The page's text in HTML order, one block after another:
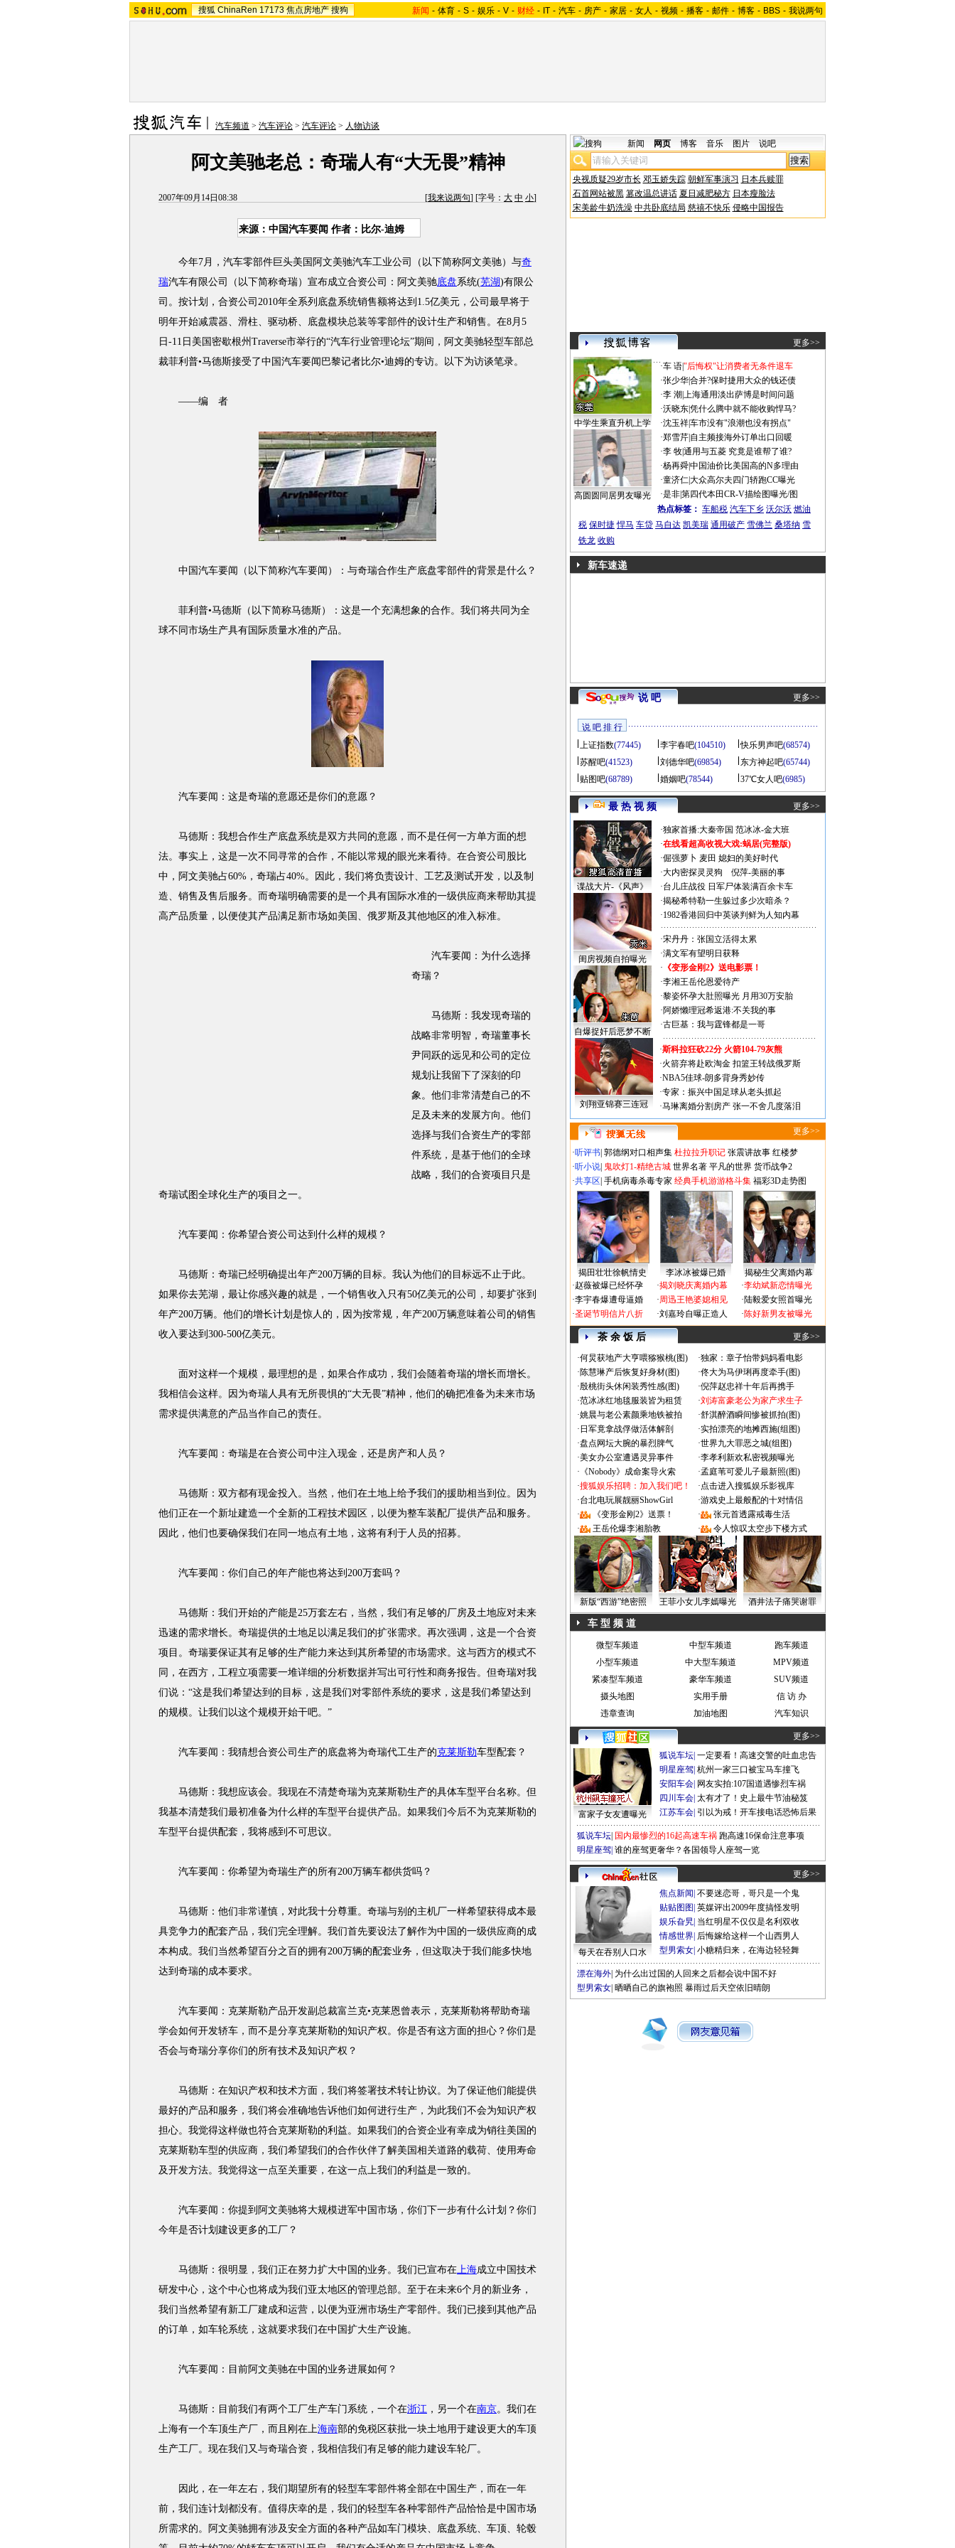
搜狐 ChinaRen 17173 焦点房地产 搜狗 新闻 - 体育 - S - 娱乐 - V - 财经 - IT - 汽车 - 房产 - 家居 - 女人 - 视频 - 播客 - 邮件 - 博客 - BBS - 我说两句
汽车频道 > 汽车评论 > 汽车评论 > 人物访谈
阿文美驰老总：奇瑞人有“大无畏”精神
2007年09月14日08:38 [我来说两句] [字号： 大 中 小]
来源： 中国汽车要闻 作者：比尔-迪姆
今年7月，汽车零部件巨头美国阿文美驰汽车工业公司（以下简称阿文美驰）与奇
瑞汽车有限公司（以下简称奇瑞）宣布成立合资公司：阿文美驰底盘系统(芜湖)有限公
司。按计划，合资公司2010年全系列底盘系统销售额将达到1.5亿美元，公司最早将于
明年开始减震器、滑柱、驱动桥、底盘模块总装等零部件的设计生产和销售。在8月5
日-11日美国密歇根州Traverse市举行的“汽车行业管理论坛”期间，阿文美驰轻型车部总
裁菲利普•马德斯接受了中国汽车要闻巴黎记者比尔•迪姆的专访。以下为访谈笔录。
——编 者
中国汽车要闻（以下简称汽车要闻）：与奇瑞合作生产底盘零部件的背景是什么？
菲利普•马德斯（以下简称马德斯）：这是一个充满想象的合作。我们将共同为全
球不同市场生产具有国际质量水准的产品。
汽车要闻：这是奇瑞的意愿还是你们的意愿？
马德斯：我想合作生产底盘系统是双方共同的意愿，而不是任何一方单方面的想
法。事实上，这是一次不同寻常的合作，不能以常规的眼光来看待。在合资公司股比
中，阿文美驰占60%，奇瑞占40%。因此，我们将负责设计、工艺及测试开发，以及制
造、销售及售后服务。而奇瑞明确需要的是一个具有国际水准的一级供应商来帮助其提
高产品质量，以便使其产品满足新市场如美国、俄罗斯及其他地区的准入标准。
汽车要闻：为什么选择
奇瑞？
马德斯：我发现奇瑞的
战略非常明智，奇瑞董事长
尹同跃的远见和公司的定位
规划让我留下了深刻的印
象。他们非常清楚自己的不
足及未来的发展方向。他们
选择与我们合资生产的零部
件系统，是基于他们的全球
战略，我们的合资项目只是
奇瑞试图全球化生产的项目之一。
汽车要闻：你希望合资公司达到什么样的规模？
马德斯：奇瑞已经明确提出年产200万辆的目标。我认为他们的目标远不止于此。
如果你去芜湖，最让你感兴趣的就是，一个销售收入只有50亿美元的公司，却要扩张到
年产200万辆。他们的增长计划是惊人的，因为按常规，年产200万辆意味着公司的销售
收入要达到300-500亿美元。
面对这样一个规模，最理想的是，如果合作成功，我们会随着奇瑞的增长而增长。
我相信会这样。因为奇瑞人具有无所畏惧的“大无畏”精神，他们的确把准备为未来市场
需求提供满意的产品当作自己的责任。
汽车要闻：奇瑞是在合资公司中注入现金，还是房产和人员？
马德斯：双方都有现金投入。当然，他们在土地上给予我们的援助相当到位。因为
他们正在一个新址建造一个全新的工程技术园区，以便为整车装配厂提供产品和服务。
因此，他们也要确保我们在同一地点有土地，这将有利于人员的招募。
汽车要闻：你们自己的年产能也将达到200万套吗？
马德斯：我们开始的产能是25万套左右，当然，我们有足够的厂房及土地应对未来
迅速的需求增长。奇瑞提供的土地足以满足我们的扩张需求。再次强调，这是一个合资
项目。奇瑞要保证其有足够的生产能力来达到其所希望的市场需求。这与西方的模式不
同，在西方，工程立项需要一堆详细的分析数据并写出可行性和商务报告。但奇瑞对我
们说：“这是我们希望达到的目标，这是我们对零部件系统的要求，这是我们希望达到
的规模。让我们以这个规模开始干吧。”
汽车要闻：我猜想合资公司生产的底盘将为奇瑞代工生产的克莱斯勒车型配套？
马德斯：我想应该会。我现在不清楚奇瑞为克莱斯勒生产的具体车型平台名称。但
我基本清楚我们最初准备为什么样的车型平台提供产品。如果我们今后不为克莱斯勒的
车型平台提供配套，我将感到不可思议。
汽车要闻：你希望为奇瑞生产的所有200万辆车都供货吗？
马德斯：他们非常谨慎，对此我十分尊重。奇瑞与别的主机厂一样希望获得成本最
具竞争力的配套产品，我们完全理解。我们首先要设法了解作为中国的一级供应商的成
本构成。我们当然希望百分之百的拥有200万辆的配套业务，但这取决于我们能多快地
达到奇瑞的成本要求。
汽车要闻：克莱斯勒产品开发副总裁富兰克•克莱恩曾表示，克莱斯勒将帮助奇瑞
学会如何开发轿车，而不是分享克莱斯勒的知识产权。你是否有这方面的担心？你们是
否会与奇瑞分享你们的所有技术及知识产权？
马德斯：在知识产权和技术方面，我们将签署技术转让协议。为了保证他们能提供
最好的产品和服务，我们将会准确地告诉他们如何进行生产，为此我们不会为知识产权
担心。我觉得这样做也符合克莱斯勒的利益。如果我们的合资企业有幸成为销往美国的
克莱斯勒车型的供应商，我们希望我们的合作伙伴了解美国相关道路的载荷、使用寿命
及开发方法。我觉得这一点至关重要，在这一点上我们的利益是一致的。
汽车要闻：你提到阿文美驰将大规模进军中国市场，你们下一步有什么计划？你们
今年是否计划建设更多的工厂？
马德斯：很明显，我们正在努力扩大中国的业务。我们已宣布在上海成立中国技术
研发中心，这个中心也将成为我们亚太地区的管理总部。至于在未来6个月的新业务，
我们当然希望有新工厂建成和运营，以便为亚洲市场生产零部件。我们已接到其他产品
的订单，如车轮系统，这就要求我们在中国扩大生产设施。
汽车要闻：目前阿文美驰在中国的业务进展如何？
马德斯：目前我们有两个工厂生产车门系统，一个在浙江 ，另一个在南京。我们在
上海有一个车顶生产厂，而且刚在上海南部的免税区获批一块土地用于建设更大的车顶
生产工厂。现在我们又与奇瑞合资，我相信我们有足够的能力建设车轮厂。
因此，在一年左右，我们期望所有的轻型车零部件将全部在中国生产，而在一年
前，我们连计划都没有。值得庆幸的是，我们的轻型车各种零部件产品恰恰是中国市场
所需求的。阿文美驰拥有涉及安全方面的各种产品如车门模块、底盘系统、车顶、轮毂
新闻 网页 博客 音乐 图片 说吧
央视质疑29岁市长 邓玉娇失踪 朝鲜军事演习 日本兵赎罪
石首网站被黑 篡改温总讲话 夏日减肥秘方 日本瘦脸法
宋美龄牛奶洗澡 中共卧底结局 慈禧不快乐 侵略中国报告
更多>>
中学生乘直升机上学
高圆圆同居男友曝光
·车 语|"后悔权"让消费者无条件退车
·张少华|合并?保时捷用大众的钱还债
·李 潮 上海通用淡出萨博是时间问题
·沃晓东|凭什么腾中就不能收购悍马?
·沈玉祥|车市没有"浪潮也没有拐点"
·郑雪芹| 自主频接海外订单出口回暖
·李 牧|通用与五菱 究竟是谁帮了谁?
·杨再舜|中国油价比美国高的N多理由
·童济仁|大众高尔夫四门轿跑CC曝光
·是非|第四代本田CR-V描绘图曝光/图
热点标签： 车船税 汽车下乡 沃尔沃 燃油
税 保时捷 悍马 车贷 马自达 凯美瑞 通用破产 雪佛兰 桑塔纳 雪
铁龙 收购
新车速递
说 吧 更多>>
说 吧 排 行
上证指数(77445) 李宇春吧(104510) 快乐男声吧(68574)
苏醒吧(41523) 刘德华吧(69854) 东方神起吧(65744)
贴图吧(68789) 婚姻吧(78544) 37℃女人吧(6985)
最 热 视 频 更多>>
谍战大片-《风声》
闺房视频自拍曝光
自爆捉奸后恶梦不断
·独家首播:大秦帝国 范冰冰-金大班
·在线看超高收视大戏:蜗居(完整版)
·倔强萝卜 麦田 媳妇的美好时代
·大内密探灵灵狗
倪萍-美丽的事
·台儿庄战役 日军尸体装满百余卡车
·揭秘希特勒一生躲过多少次暗杀？
·1982香港回归中英谈判鲜为人知内幕
·宋丹丹：张国立活得太累
·满文军有望明日获释
· 《变形金刚2》送电影票！
·李湘王岳伦恩爱待产
·黎姿怀孕大肚照曝光 月用30万安胎
·阿娇懒理冠希返港:不关我的事
·古巨基：我与霆锋都是一哥
刘翔亚锦赛三连冠
·斯科拉狂砍22分 火箭104-79灰熊
·火箭弃将赴欧淘金 扣篮王转战俄罗斯
·NBA5佳球-朗多背身秀妙传
·专家：振兴中国足球从老头抓起
·马琳离婚分割房产 张一不舍几度落泪
更多>>
·听评书 郭德纲对口相声集 杜拉拉升职记 张震讲故事 红楼梦
·听小说 鬼吹灯1-精绝古城 世界名著 平凡的世界 货币战争2
·共享区 手机病毒杀毒专家 经典手机游游格斗集 福彩3D走势图
揭田壮壮徐帆情史 李冰冰被爆已婚
揭秘生父离婚内幕
·赵薇被爆已经怀孕
·李宇春爆遭母逼婚
·圣诞节明信片八折
·揭刘晓庆离婚内幕
·周迅王艳婆媳相见
·刘嘉玲自曝正造人
·李幼斌新恋情曝光
·陆毅爱女照首曝光
·陈好新男友被曝光
茶 余 饭 后 更多>>
·何炅获地产大亨喂猕猴桃(图) ·独家：章子怡带妈妈看电影
·陈慧琳产后恢复好身材(图) ·佟大为马伊琍再度牵手(图)
·殷桃街头休闲装秀性感(图) ·倪萍赵忠祥十年后再携手
·范冰冰红地毯服装皆为租赁 ·刘涛富豪老公为家产求生子
·姚晨与老公素颜乘地铁被拍 ·舒淇醉酒瞬间惨被抓拍(图)
· 日军竟拿战俘做活体解剖 ·实拍漂亮的地摊西施(组图)
·盘点网坛大腕的暴烈脾气 ·世界九大罪恶之城(组图)
·美女办公室遭遇灵异事件 ·李孝利新欢私密视频曝光
· 《Nobody》成命案导火索 ·孟庭苇可爱儿子最新照(图)
·搜狐娱乐招聘：加入我们吧！ ·点击进入搜狐娱乐影视库
·台北电玩展靓丽ShowGirl ·游戏史上最般配的十对情侣
·
《变形金刚2》送票！ ·
张元首透露戒毒生活
·
王岳伦爆李湘胎教 · 令人惊叹太空步下楼方式
新版“西游”绝密照 王菲小女儿李嫣曝光 酒井法子痛哭谢罪
车 型 频 道
微型车频道 中型车频道
跑车频道
小型车频道
中大型车频道
MPV频道
紧凑型车频道
豪华车频道
SUV频道
摄头地图
实用手册
信 访 办
违章查询
加油地图 汽车知识
更多>>
富家子女友遭曝光
狐说车坛 一定要看！高速交警的吐血忠告
明星座驾 杭州一家三口被宝马车撞飞
安阳车会 网友实拍:107国道遇惨烈车祸
四川车会 太有才了！史上最牛节油秘笈
江苏车会 引以为戒！开车接电话恐怖后果
狐说车坛 国内最惨烈的16起高速车祸 跑高速16保命注意事项
明星座驾 谁的座驾更奢华？各国领导人座驾一览
更多>>
每天在吞别人口水
焦点新闻 不要迷恋哥，哥只是一个鬼
贴贴图图 英媒评出2009年度搞怪发明
娱乐旮旯 当红明星不仅仅是名利双收
情感世界 后悔嫁给这样一个山西男人
型男索女 小糖精归来，在海边轻轻舞
漂在海外 为什么出过国的人回来之后都会说中国不好
型男索女 晒晒自己的旗袍照 暴雨过后天空依旧晴朗